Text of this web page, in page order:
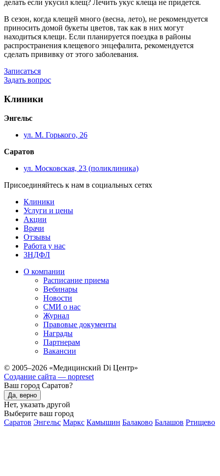
делать если укусил клещ? Лечить укус клеща не придется.
В сезон, когда клещей много (весна, лето), не рекомендуется
приносить домой букеты цветов, так как в них могут
находиться клещи. Если планируется поездка в районы
распространения клещевого энцефалита, рекомендуется
сделать прививку от этого заболевания.
Записаться
Задать вопрос
Клиники
Энгельс
ул. М. Горького, 26
Саратов
ул. Московская, 23 (поликлиника)
Присоединяйтесь к нам в социальных сетях
Клиники
Услуги и цены
Акции
Врачи
Отзывы
Работа у нас
3НДФЛ
О компании
Расписание приема
Вебинары
Новости
СМИ о нас
Журнал
Правовые документы
Награды
Партнерам
Вакансии
© 2005–2026 «Медицинский Di Центр»
Создание сайта — nopreset
Ваш город Саратов?
Да, верно
Нет, указать другой
Выберите ваш город
Саратов Энгельс Маркс Камышин Балаково Балашов Ртищево